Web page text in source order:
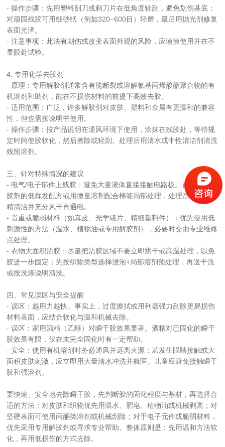
- 操作步骤：先用塑料刮刀或剃刀片在低角度轻刮，避免划伤基底；
对顽固残胶可用细砂纸（例如320–600目）轻磨，最后用抛光剂修复
表面光泽。
- 注意事项：此法有划伤或改变表面外观的风险，应谨慎使用并在不
显眼处试验。
4. 专用化学去胶剂
- 原理：专用解胶剂通常含有能断裂或溶解氰基丙烯酸酯聚合物的有
机溶剂和助剂，能在不损伤材料的前提下高效去胶。
- 适用范围：广泛，许多解胶剂对皮肤、塑料和金属有更温和的兼容
性，但也需按说明书使用。
- 操作步骤：按产品说明在通风环境下使用，涂抹在残胶处，等待规
定时间使胶软化，然后擦除或轻刮。处理后用清水或中性清洁剂清洗
残留溶剂。
三、针对特殊情况的建议
- 电气/电子部件上残胶：避免大量液体直接接触电路板。首选专用解
胶剂的低挥发配方或用微量溶剂配合棉签局部处理，处理后用无水酒
精清洁并充分风干再通电。
- 贵重或脆弱材料（如真皮、光学镜片、精细塑料件）：优先使用低
刺激性的方法（温水、植物油或专用解胶剂），必要时交由专业维修
点处理。
- 衣物大面积沾胶：尽量把沾胶区域不要立即烘干或高温处理，以免
胶进一步固定；先按织物类型选择浸泡+局部溶剂预处理，再送干洗
或按洗涤说明清洗。
四、常见误区与安全提醒
- 误区：越用力越快。事实上，过度擦拭或用利器强力刮除更易损伤
材料表面，应结合软化与温和机械去除。
- 误区：家用酒精（乙醇）对瞬干胶效果显著。酒精对已固化的瞬干
胶效果有限，仅在未完全固化时有一定帮助。
- 安全：使用有机溶剂时务必通风并远离火源；若发生眼睛接触或大
面积皮肤刺激，应立即用大量清水冲洗并就医。儿童应避免接触瞬干
胶和强溶剂。
要快速、安全地去除瞬干胶，先判断胶的固化程度与基材，再选择合
适的方法：对皮肤和织物优先用温水、肥皂、植物油或机械剥离；对
坚硬表面可使用丙酮类溶剂或机械刮除；对于电子元件或脆弱材料，
优先采用专用解胶剂或寻求专业帮助。整体原则是：先用温和方法软
化，再用低损伤的方式去除。